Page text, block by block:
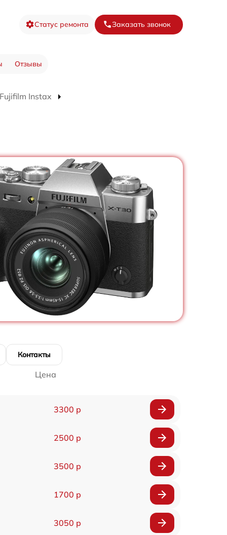
Статус ремонта Заказать звонок
Отзывы
Instax
Контакты
Цена
3300 р
2500 р
3500 р
1700 р
3050 р